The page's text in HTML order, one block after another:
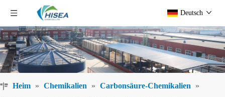
Deutsch
Heim » Chemikalien » Carbonsäure-Chemikalien
»